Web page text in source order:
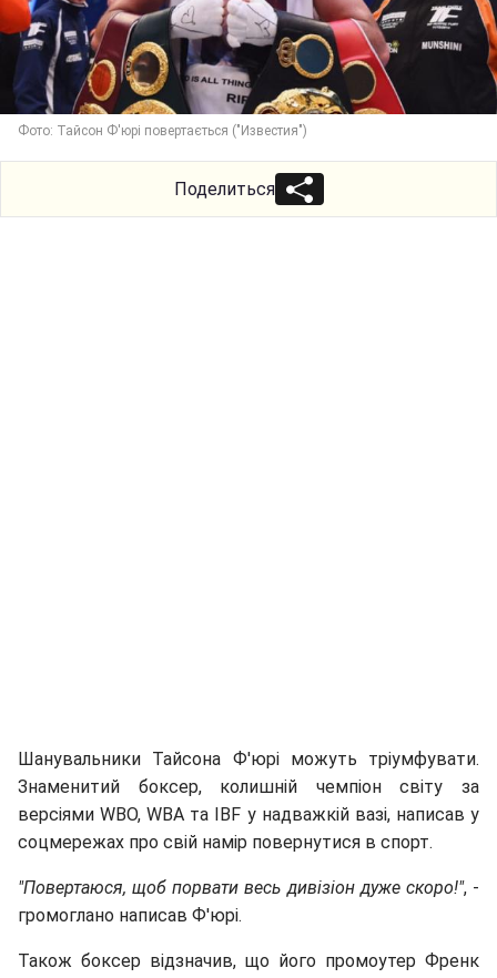
Фото: Тайсон Ф'юрі повертається ("Известия")
Поделиться
Шанувальники Тайсона Ф'юрі можуть тріумфувати.
Знаменитий боксер, колишній чемпіон світу за
версіями WBO, WBA та IBF у надважкій вазі, написав у
соцмережах про свій намір повернутися в спорт.
"Повертаюся, щоб порвати весь дивізіон дуже скоро!", -
громоглано написав Ф'юрі.
Також боксер відзначив, що його промоутер Френк